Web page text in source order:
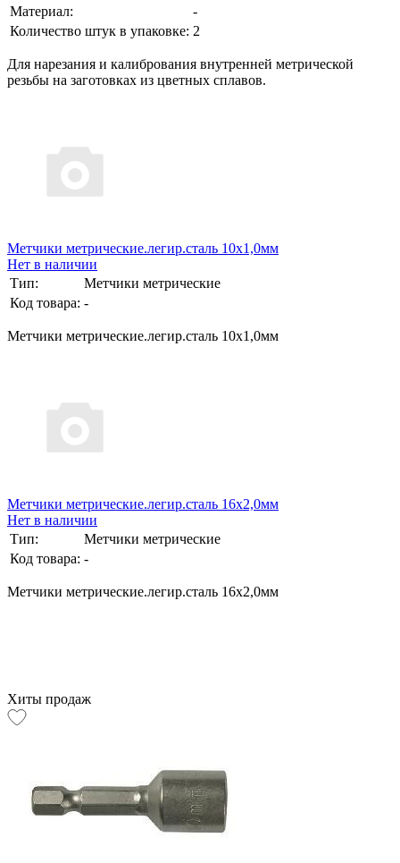
Материал:
-
Количество штук в упаковке: 2
Для нарезания и калибрования внутренней метрической
резьбы на заготовках из цветных сплавов.
Метчики метрические.легир.сталь 10х1,0мм
Нет в наличии
Тип:
Метчики метрические
Код товара: -
Метчики метрические.легир.сталь 10х1,0мм
Метчики метрические.легир.сталь 16х2,0мм
Нет в наличии
Тип:
Метчики метрические
Код товара: -
Метчики метрические.легир.сталь 16х2,0мм
Хиты продаж